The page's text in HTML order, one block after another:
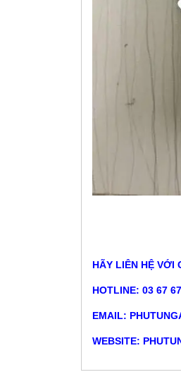
HÃY LIÊN HỆ VỚI
HOTLINE: 03 67
EMAIL:
WEBSITE: